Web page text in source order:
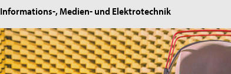
Informations-, Medien- und Elektrotechnik